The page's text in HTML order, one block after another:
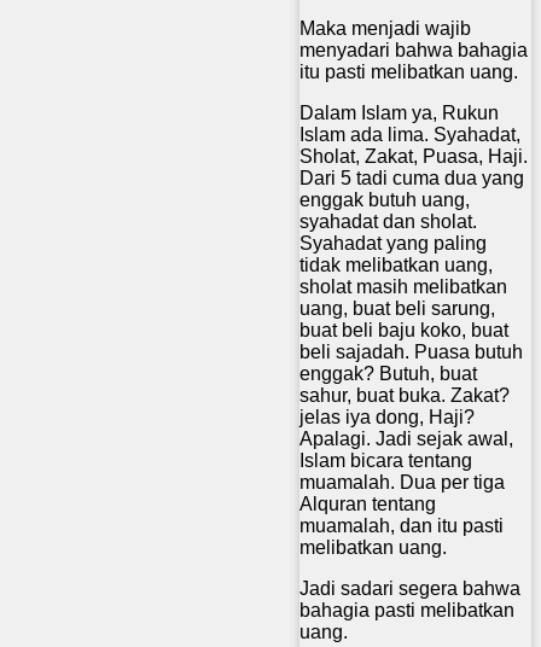
Maka menjadi wajib
menyadari bahwa bahagia
itu pasti melibatkan uang.
Dalam Islam ya, Rukun
Islam ada lima. Syahadat,
Sholat, Zakat, Puasa, Haji.
Dari 5 tadi cuma dua yang
enggak butuh uang,
syahadat dan sholat.
Syahadat yang paling
tidak melibatkan uang,
sholat masih melibatkan
uang, buat beli sarung,
buat beli baju koko, buat
beli sajadah. Puasa butuh
enggak? Butuh, buat
sahur, buat buka. Zakat?
jelas iya dong, Haji?
Apalagi. Jadi sejak awal,
Islam bicara tentang
muamalah. Dua per tiga
Alquran tentang
muamalah, dan itu pasti
melibatkan uang.
Jadi sadari segera bahwa
bahagia pasti melibatkan
uang.